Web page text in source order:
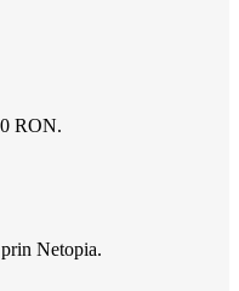
RON.
Netopia.